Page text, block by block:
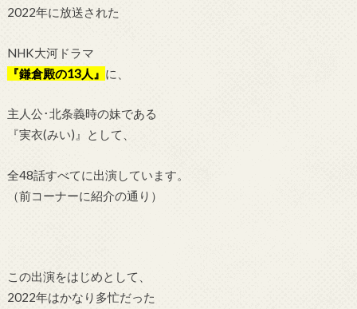
2022年に放送された
NHK大河ドラマ
『鎌倉殿の13人』 に、
主人公･北条義時の妹である
『実衣(みい)』として、
全48話すべてに出演しています。
（前コーナーに紹介の通り）
この出演をはじめとして、
2022年はかなり多忙だった